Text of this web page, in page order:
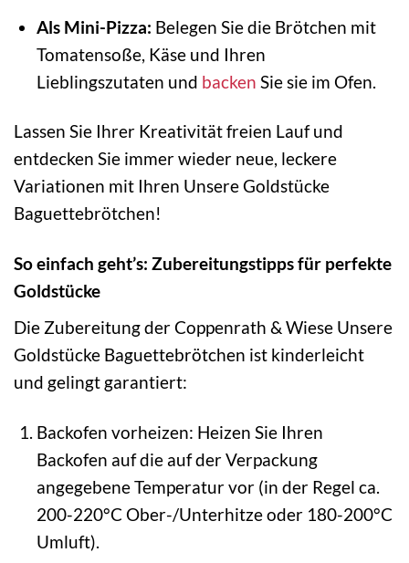
Als Mini-Pizza: Belegen Sie die Brötchen mit
Tomatensoße, Käse und Ihren
Lieblingszutaten und backen Sie sie im Ofen.
Lassen Sie Ihrer Kreativität freien Lauf und
entdecken Sie immer wieder neue, leckere
Variationen mit Ihren Unsere Goldstücke
Baguettebrötchen!
So einfach geht’s: Zubereitungstipps für perfekte
Goldstücke
Die Zubereitung der Coppenrath & Wiese Unsere
Goldstücke Baguettebrötchen ist kinderleicht
und gelingt garantiert:
Backofen vorheizen: Heizen Sie Ihren
Backofen auf die auf der Verpackung
angegebene Temperatur vor (in der Regel ca.
200-220°C Ober-/Unterhitze oder 180-200°C
Umluft).